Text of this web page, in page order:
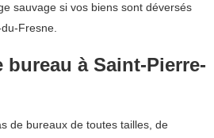
sauvage si vos biens sont déversés
Fresne.
bureau à Saint-Pierre-
de bureaux de toutes tailles, de